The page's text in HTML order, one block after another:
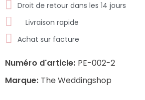
Droit de retour dans les 14 jours
Livraison rapide
Achat sur facture
Numéro d'article: PE-002-2
Marque: The Weddingshop